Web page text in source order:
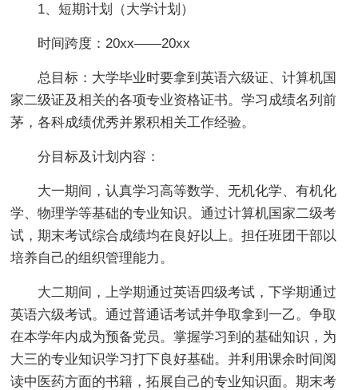
1、短期计划（大学计划）
时间跨度：20xx——20xx
总目标：大学毕业时要拿到英语六级证、计算机国
家二级证及相关的各项专业资格证书。学习成绩名列前
茅，各科成绩优秀并累积相关工作经验。
分目标及计划内容：
大一期间，认真学习高等数学、无机化学、有机化
学、物理学等基础的专业知识。通过计算机国家二级考
试，期末考试综合成绩均在良好以上。担任班团干部以
培养自己的组织管理能力。
大二期间，上学期通过英语四级考试，下学期通过
英语六级考试。通过普通话考试并争取拿到一乙。争取
在本学年内成为预备党员。掌握学习到的基础知识，为
大三的专业知识学习打下良好基础。并利用课余时间阅
读中医药方面的书籍，拓展自己的专业知识面。期末考